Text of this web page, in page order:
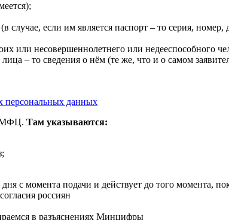
случае, если им является паспорт – то серия,
или несовершеннолетнего или недееспособного
лица – то сведения о нём (те же, что и о самом
персональных данных
МФЦ. Там указываются:
с момента подачи и действует до того момента,
россиян
в разъяснениях Минцифры